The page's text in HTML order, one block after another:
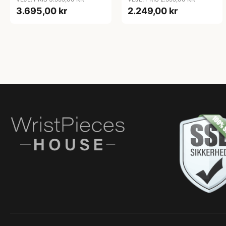
3.695,00 kr 2.249,00 kr